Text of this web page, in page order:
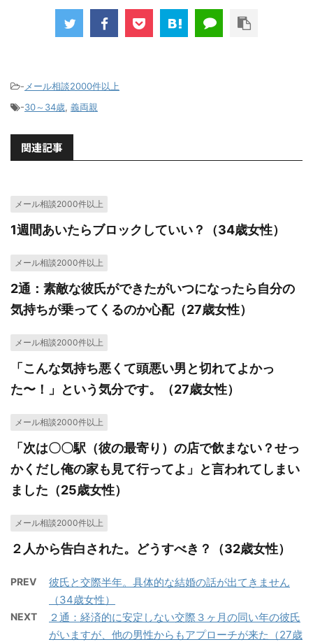
- メール相談2000件以上
-30～34歳, 義両親
関連記事
メール相談2000件以上
1週間あいたらブロックしていい？（34歳女性）
メール相談2000件以上
2通：素敵な彼氏ができたがいつになったら自分の
気持ちが乗ってくるのか心配（27歳女性）
メール相談2000件以上
「こんな気持ち悪くて頭悪い男と切れてよかっ
た〜！」という気分です。（27歳女性）
メール相談2000件以上
「次は〇〇駅（彼の最寄り）の店で飲まない？せっ
かくだし俺の家も見て行ってよ」と言われてしまい
ました（25歳女性）
メール相談2000件以上
２人から告白された。どうすべき？（32歳女性）
PREV
彼氏と交際半年。具体的な結婚の話が出てきません
（34歳女性）
NEXT
２通：経済的に安定しない交際３ヶ月の同い年の彼氏
がいますが、他の男性からもアプローチが来た（27歳